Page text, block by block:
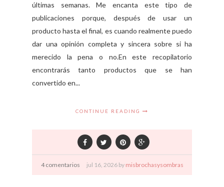
últimas semanas. Me encanta este tipo de
publicaciones porque, después de usar un
producto hasta el final, es cuando realmente puedo
dar una opinión completa y sincera sobre si ha
merecido la pena o no.En este recopilatorio
encontrarás tanto productos que se han
convertido en...
CONTINUE READING
4 comentarios jul 16, 2026 by misbrochasysombras